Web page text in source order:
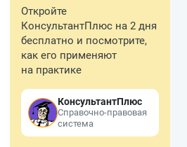
Откройте
КонсультантПлюс на 2 дня
бесплатно и посмотрите,
как его применяют
на практике
КонсультантПлюс
Справочно-правовая
система